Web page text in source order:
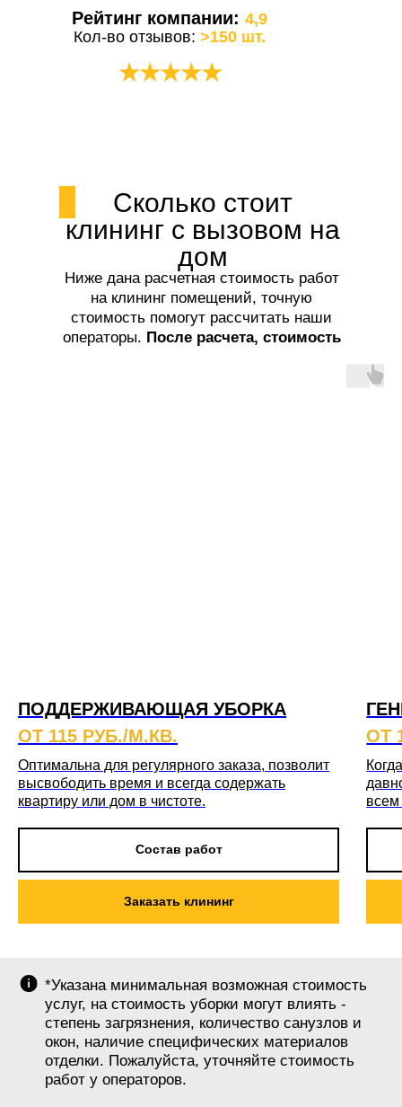
Рейтинг компании:4,9
Кол-во отзывов:>150 шт.
★★★★★
Сколько стоит
клининг с вызовом на
дом
Ниже дана расчетная стоимость работ
на клининг помещений, точную
стоимость помогут рассчитать наши
операторы. После расчета, стоимость
ПОДДЕРЖИВАЮЩАЯ УБОРКА
ОТ 115 РУБ./М.КВ.
Оптимальна для регулярного заказа, позволит
высвободить время и всегда содержать
квартиру или дом в чистоте.
Состав работ
Заказать клининг
ОТ
всем
*Указана минимальная возможная стоимость
услуг, на стоимость уборки могут влиять -
степень загрязнения, количество санузлов и
окон, наличие специфических материалов
отделки. Пожалуйста, уточняйте стоимость
работ у операторов.